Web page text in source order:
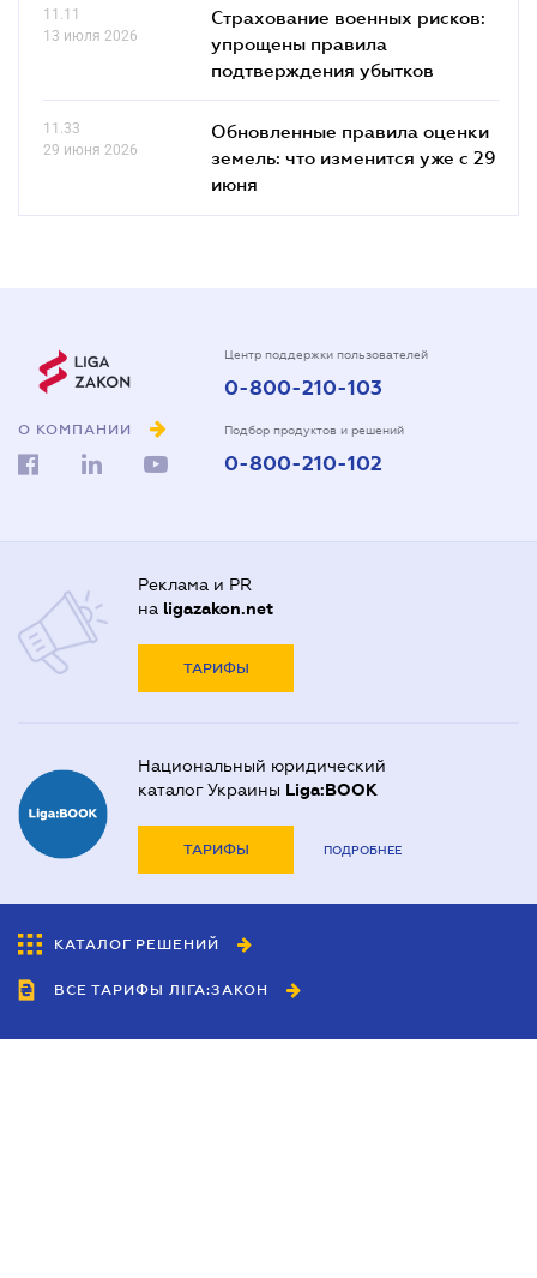
11.11
13 июля 2026
Страхование военных рисков:
упрощены правила
подтверждения убытков
11.33
29 июня 2026
Обновленные правила оценки
земель: что изменится уже с 29
июня
О КОМПАНИИ
Центр поддержки пользователей
0-800-210-103
Подбор продуктов и решений
0-800-210-102
Реклама и PR
на ligazakon.net
ТАРИФЫ
Национальный юридический
каталог Украины Liga:BOOK
ТАРИФЫ ПОДРОБНЕЕ
КАТАЛОГ РЕШЕНИЙ
ВСЕ ТАРИФЫ ЛІГА:ЗАКОН